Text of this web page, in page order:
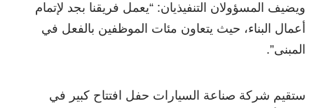
ويضيف المسؤولان التنفيذيان: “يعمل فريقنا بجد لإتمام
أعمال البناء، حيث يتعاون مئات الموظفين بالفعل في
المبنى”.
ستقيم شركة صناعة السيارات حفل افتتاح كبير في